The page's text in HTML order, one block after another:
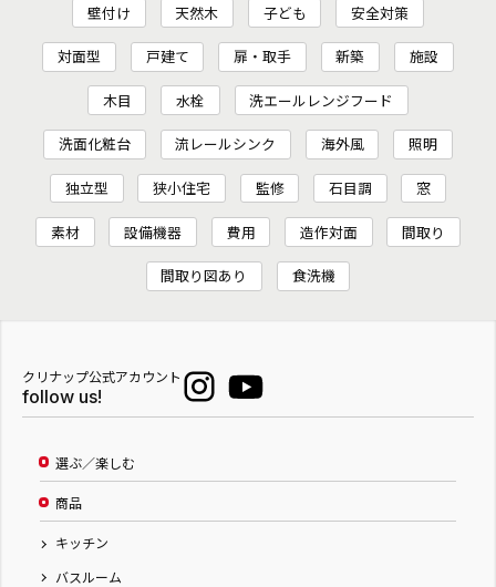
壁付け 天然木 子ども 安全対策
対面型 戸建て 扉・取手 新築 施設
木目 水栓 洗エールレンジフード
洗面化粧台 流レールシンク 海外風 照明
独立型 狭小住宅 監修 石目調 窓
素材 設備機器 費用 造作対面 間取り
間取り図あり 食洗機
クリナップ公式アカウント
follow us!
選ぶ／楽しむ
商品
キッチン
バスルーム